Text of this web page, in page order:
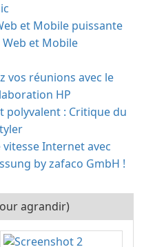
et Mobile puissante
Web et Mobile
vos réunions avec le
HP
polyvalent : Critique du
Internet avec
by zafaco GmbH !
agrandir)